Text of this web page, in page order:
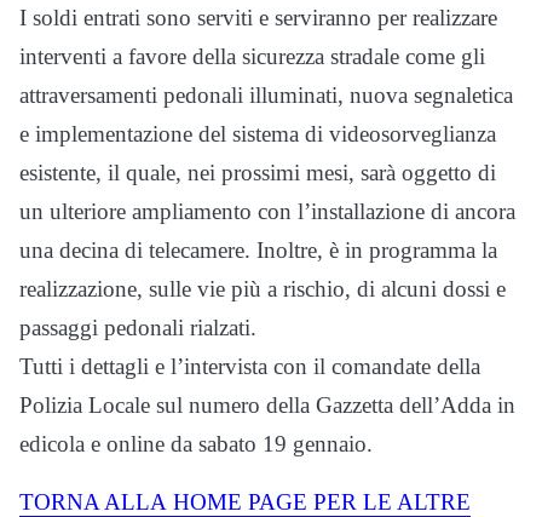
I soldi entrati sono serviti e serviranno per realizzare
interventi a favore della sicurezza stradale come gli
attraversamenti pedonali illuminati, nuova segnaletica
e implementazione del sistema di videosorveglianza
esistente, il quale, nei prossimi mesi, sarà oggetto di
un ulteriore ampliamento con l’installazione di ancora
una decina di telecamere. Inoltre, è in programma la
realizzazione, sulle vie più a rischio, di alcuni dossi e
passaggi pedonali rialzati.
Tutti i dettagli e l’intervista con il comandate della
Polizia Locale sul numero della Gazzetta dell’Adda in
edicola e online da sabato 19 gennaio.
TORNA ALLA HOME PAGE PER LE ALTRE